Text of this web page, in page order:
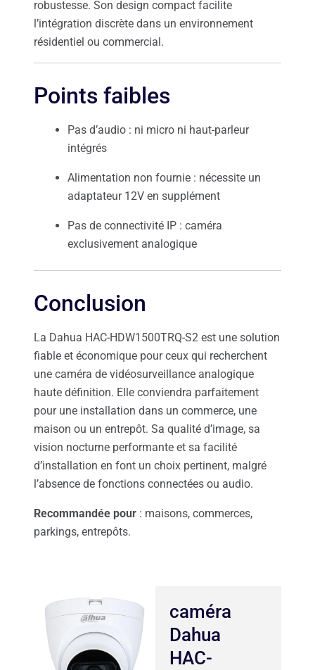
robustesse. Son design compact facilite
l’intégration discrète dans un environnement
résidentiel ou commercial.
Points faibles
Pas d’audio : ni micro ni haut-parleur
intégrés
Alimentation non fournie : nécessite un
adaptateur 12V en supplément
Pas de connectivité IP : caméra
exclusivement analogique
Conclusion
La Dahua HAC-HDW1500TRQ-S2 est une solution
fiable et économique pour ceux qui recherchent
une caméra de vidéosurveillance analogique
haute définition. Elle conviendra parfaitement
pour une installation dans un commerce, une
maison ou un entrepôt. Sa qualité d’image, sa
vision nocturne performante et sa facilité
d’installation en font un choix pertinent, malgré
l’absence de fonctions connectées ou audio.
Recommandée pour : maisons, commerces,
parkings, entrepôts.
caméra
Dahua
HAC-